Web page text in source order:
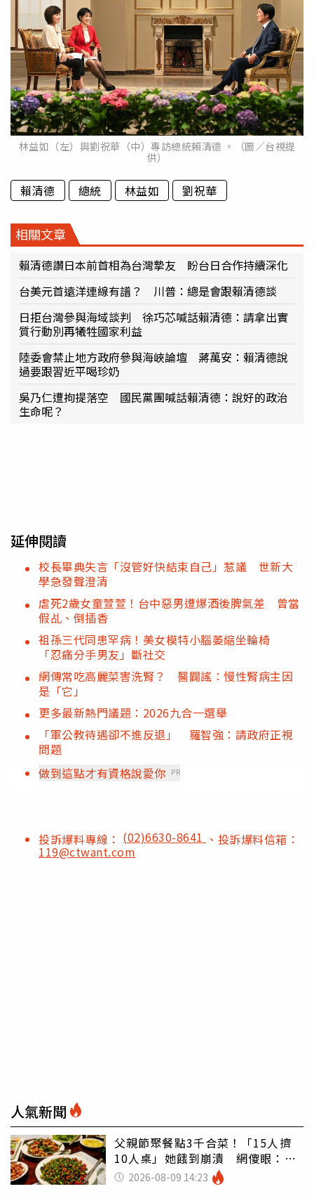
林益如（左）與劉祝華（中）專訪總統賴清德 。（圖／台視提
供）
賴清德 總統 林益如 劉祝華
相關文章
賴清德讚日本前首相為台灣摯友 盼台日合作持續深化
台美元首遠洋連線有譜？ 川普：總是會跟賴清德談
日拒台灣參與海域談判 徐巧芯喊話賴清德：請拿出實
質行動別再犧牲國家利益
陸委會禁止地方政府參與海峽論壇 蔣萬安：賴清德說
過要跟習近平喝珍奶
吳乃仁遭拘提落空 國民黨團喊話賴清德：說好的政治
生命呢？
延伸閱讀
校長畢典失言「沒管好快結束自己」惹議 世新大
學急發聲澄清
虐死2歲女童萱萱！台中惡男遭爆酒後脾氣差 曾當
假乩、倒插香
祖孫三代同患罕病！美女模特小腦萎縮坐輪椅
「忍痛分手男友」斷社交
網傳常吃高麗菜害洗腎？ 醫闢謠：慢性腎病主因
是「它」
更多最新熱門議題：2026九合一選舉
「軍公教待遇卻不進反退」 羅智強：請政府正視
問題
做到這點才有資格說愛你 PR
投訴爆料專線： (02)6630-8641 、投訴爆料信箱：
119@ctwant.com
人氣新聞
父親節聚餐點3千合菜！「15人擠
10人桌」她餓到崩潰 網傻眼：讓
店家看笑話
2026-08-09 14:23